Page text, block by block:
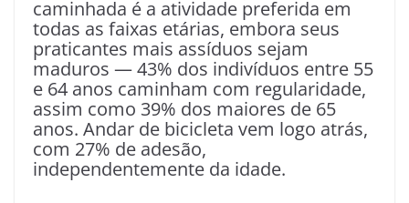
caminhada é a atividade preferida em
todas as faixas etárias, embora seus
praticantes mais assíduos sejam
maduros — 43% dos indivíduos entre 55
e 64 anos caminham com regularidade,
assim como 39% dos maiores de 65
anos. Andar de bicicleta vem logo atrás,
com 27% de adesão,
independentemente da idade.